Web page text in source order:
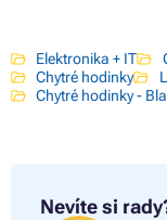
Elektronika + IT
Chytré hodinky
Chytré hodinky -
Nevíte si